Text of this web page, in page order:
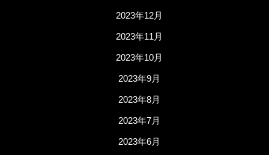
2023年12月
2023年11月
2023年10月
2023年9月
2023年8月
2023年7月
2023年6月